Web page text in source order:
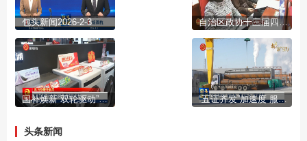
包头新闻2026-2-3 自治区政协十三届四次会议开幕
国补焕新“双轮驱动”激活市场活力 “五证齐发”加速度 服务民企“零距离”
头条新闻